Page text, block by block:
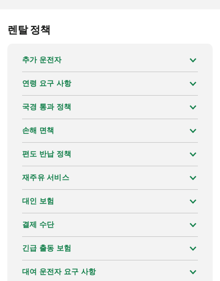
렌탈 정책
추가 운전자
연령 요구 사항
국경 통과 정책
손해 면책
편도 반납 정책
재주유 서비스
대인 보험
결제 수단
긴급 출동 보험
대여 운전자 요구 사항